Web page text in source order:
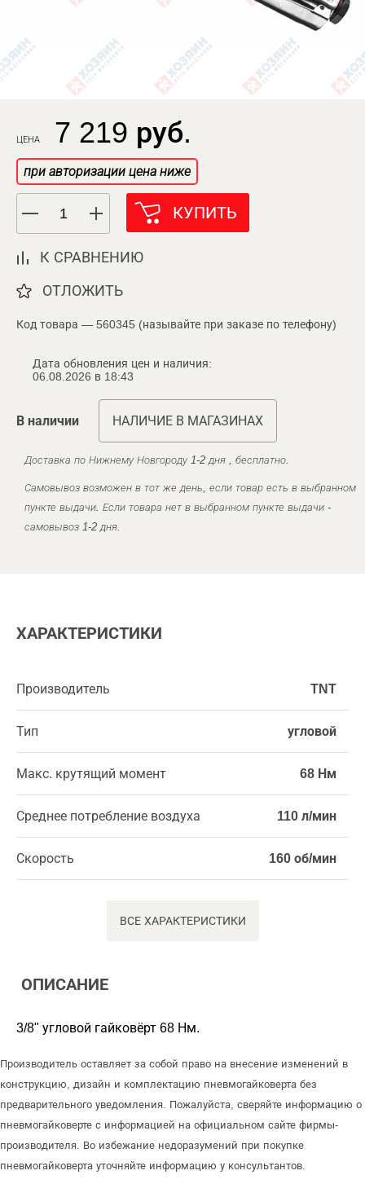
ЦЕНА 7 219 руб.
при авторизации цена ниже
КУПИТЬ
К СРАВНЕНИЮ
ОТЛОЖИТЬ
Код товара — 560345 (называйте при заказе по телефону)
Дата обновления цен и наличия:
06.08.2026 в 18:43
В наличии НАЛИЧИЕ В МАГАЗИНАХ
Доставка по Нижнему Новгороду 1-2 дня , бесплатно.
Самовывоз возможен в тот же день, если товар есть в выбранном
пункте выдачи. Если товара нет в выбранном пункте выдачи -
самовывоз 1-2 дня.
ХАРАКТЕРИСТИКИ
Производитель TNT
Тип угловой
Макс. крутящий момент 68 Нм
Среднее потребление воздуха 110 л/мин
Скорость 160 об/мин
ВСЕ ХАРАКТЕРИСТИКИ
ОПИСАНИЕ
3/8" угловой гайковёрт 68 Нм.
Производитель оставляет за собой право на внесение изменений в
конструкцию, дизайн и комплектацию пневмогайковерта без
предварительного уведомления. Пожалуйста, сверяйте информацию о
пневмогайковерте с информацией на официальном сайте фирмы-
производителя. Во избежание недоразумений при покупке
пневмогайковерта уточняйте информацию у консультантов.